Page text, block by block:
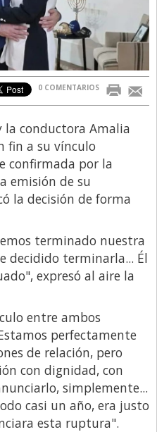
0 COMENTARIOS
la conductora Amalia
fin a su vínculo
confirmada por la
emisión de su
la decisión de forma
terminado nuestra
decidido terminarla... Él
expresó al aire la
entre ambos
perfectamente
de relación, pero
con dignidad, con
simplemente...
casi un año, era justo
esta ruptura".